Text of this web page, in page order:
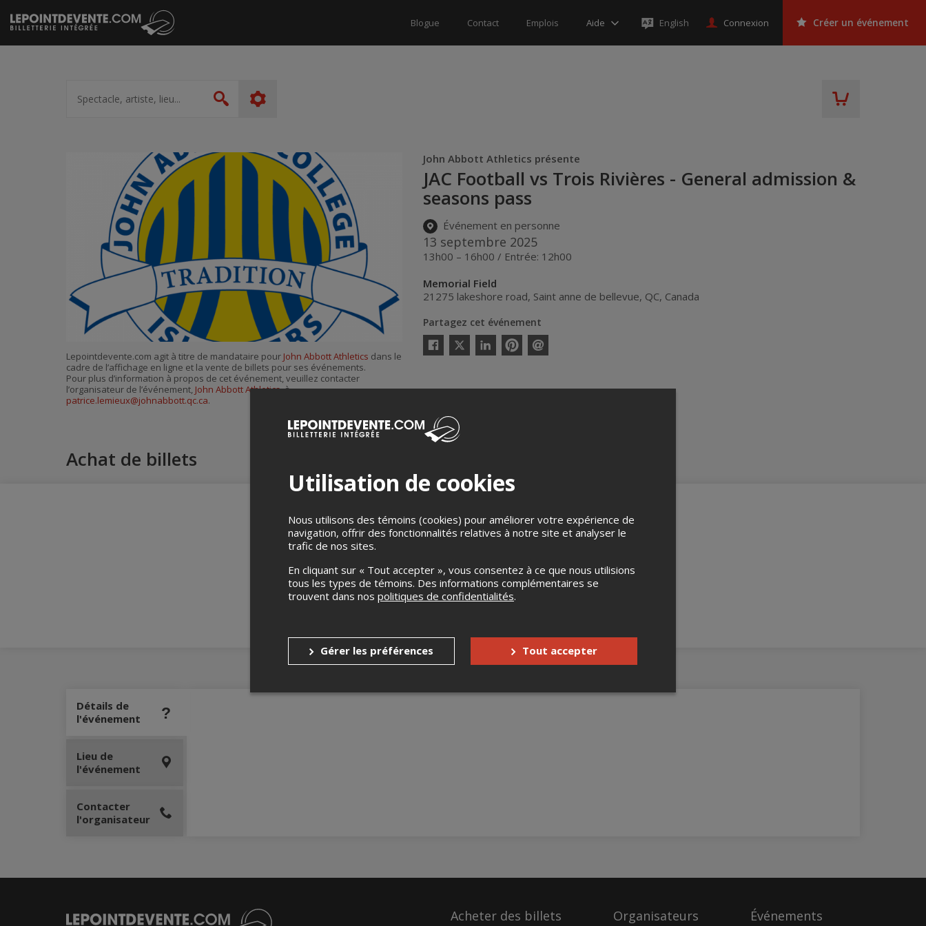
Passer
au
contenu
Blogue Contact Emplois Aide English Connexion Créer un événement
artiste,
lieu...
Rechercher
John Abbott Athletics présente
JAC Football vs Trois Rivières - General admission &
seasons pass
Événement en personne
13 septembre 2025
13h00 – 16h00 / Entrée: 12h00
Memorial Field
21275 lakeshore road, Saint anne de bellevue, QC, Canada
Partagez cet événement
Facebook
Twitter
LinkedinPinterestEnvoyer
Lepointdevente.com agit à titre de mandataire pour John Abbott Athletics dans le
cadre de l’affichage en ligne et la vente de billets pour ses événements.
Pour plus d’information à propos de cet événement, veuillez contacter
l’organisateur de l’événement, John Abbott Athletics, à
patrice.lemieux@johnabbott.qc.ca.
Achat de billets
Merci de confirmer que vous n'êtes pas un robot ci-bas.
Détails de
l'événement
Lieu de
l'événement
Contacter
l'organisateur
Acheter des billets Organisateurs Événements
Utilisation de cookies
Nous utilisons des témoins (cookies) pour améliorer votre expérience de
navigation, offrir des fonctionnalités relatives à notre site et analyser le
trafic de nos sites.
En cliquant sur « Tout accepter », vous consentez à ce que nous utilisions
tous les types de témoins. Des informations complémentaires se
trouvent dans nos politiques de confidentialités.
Gérer les préférences Tout accepter